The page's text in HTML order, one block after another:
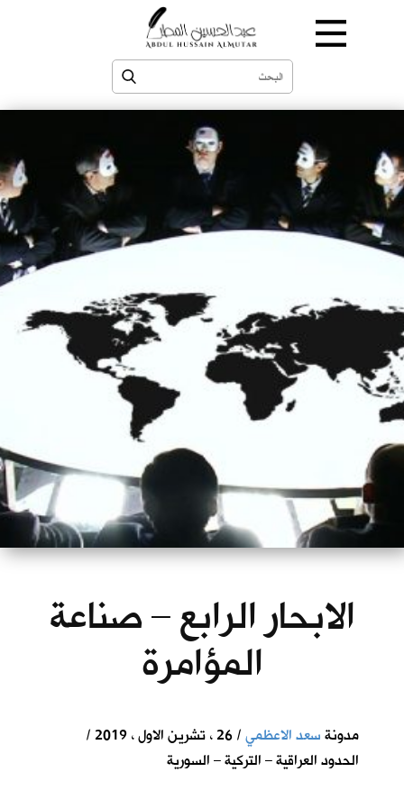
الابحار الرابع – صناعة
المؤامرة
مدونةسعد الاعظمي
/ 26 ، تشرين الاول ، 2019 /
الحدود العراقية – التركية – السورية